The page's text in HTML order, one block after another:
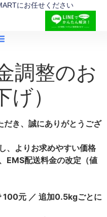
にお任せください
調整のお
）
き、誠にありがとうござ
、よりお求めやすい価格
EMS配送料金の改定（値
元 ／ 追加0.5kgごとに